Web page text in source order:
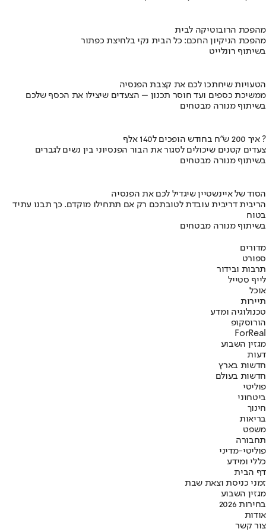
מהפכת הרובוטיקה לבית
מהפכת הניקיון החכם: כל הבית נקי בלחיצת כפתור
בשיתוף רונלייט
הטעויות שיחתכו לכם את קצבת הפנסיה
ממשיכת כספים ועד חוסר תכנון – הצעדים שיצילו את הכסף שלכם
בשיתוף מנורה מבטחים
איך 200 ש"ח בחודש הופכים ל140 אלף ?
צעדים קטנים שיכולים לסגור את הבור הפנסיוני בין נשים לגברים
בשיתוף מנורה מבטחים
הסוד של איינשטיין שיגדיל לכם את הפנסיה
הריבית דריבית עובדת לטובתכם רק אם תתחילו מוקדם. כך תבנו עתיד
בטוח
בשיתוף מנורה מבטחים
מדורים
ספורט
תרבות ובידור
לייף סטייל
אוכל
תיירות
טכנולוגיה ומדע
הורוסקופ
ForReal
מגזין השבוע
דעות
חדשות בארץ
חדשות בעולם
פוליטי
ביטחוני
חינוך
בריאות
משפט
תחבורה
פוליטי-מדיני
כללי ומידע
דף הבית
זמני כניסת וצאת שבת
מגזין השבוע
בחירות 2026
אודות
צור קשר